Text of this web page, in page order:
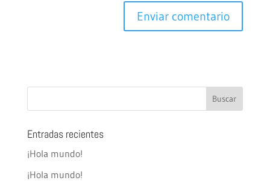
Entradas recientes
¡Hola mundo!
¡Hola mundo!